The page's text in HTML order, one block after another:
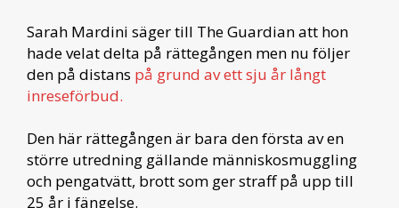
Sarah Mardini säger till The Guardian att hon
hade velat delta på rättegången men nu följer
den på distans på grund av ett sju år långt
inreseförbud.
Den här rättegången är bara den första av en
större utredning gällande människosmuggling
och pengatvätt, brott som ger straff på upp till
25 år i fängelse.